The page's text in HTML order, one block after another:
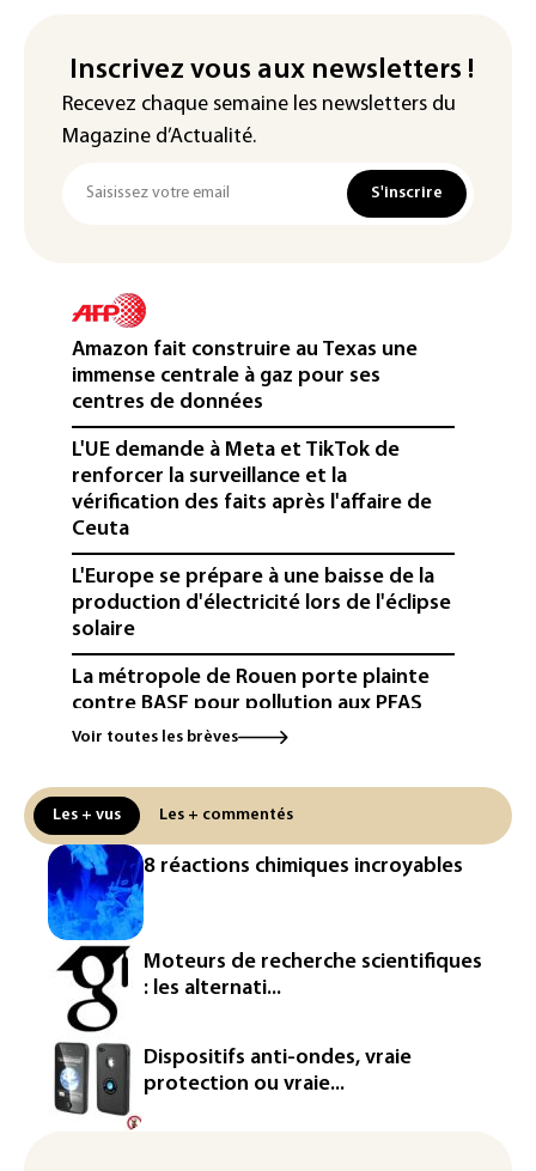
Inscrivez vous aux newsletters !
Recevez chaque semaine les newsletters du
Magazine d’Actualité.
S'inscrire
Amazon fait construire au Texas une
immense centrale à gaz pour ses
centres de données
L'UE demande à Meta et TikTok de
renforcer la surveillance et la
vérification des faits après l'affaire de
Ceuta
L'Europe se prépare à une baisse de la
production d'électricité lors de l'éclipse
solaire
La métropole de Rouen porte plainte
contre BASF pour pollution aux PFAS
Canicule: à l'arrêt depuis fin juillet, la
réseau
Véhicules de livraison autonomes: la
France ouvre la voie à leur
homologation
Iris³: Eutelsat investira 3,4 milliards
d'euros dans la future constellation
européenne
Le magazine VSD racheté par
l'entrepreneur Vianney d'Alançon
La production française de maïs
Voir toutes les brèves
Les + vus Les + commentés
8 réactions chimiques incroyables
Moteurs de recherche scientifiques
: les alternati...
Dispositifs anti-ondes, vraie
protection ou vraie...